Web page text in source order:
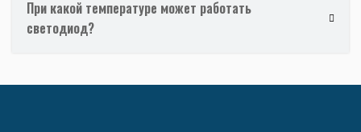
При какой температуре может работать
светодиод?